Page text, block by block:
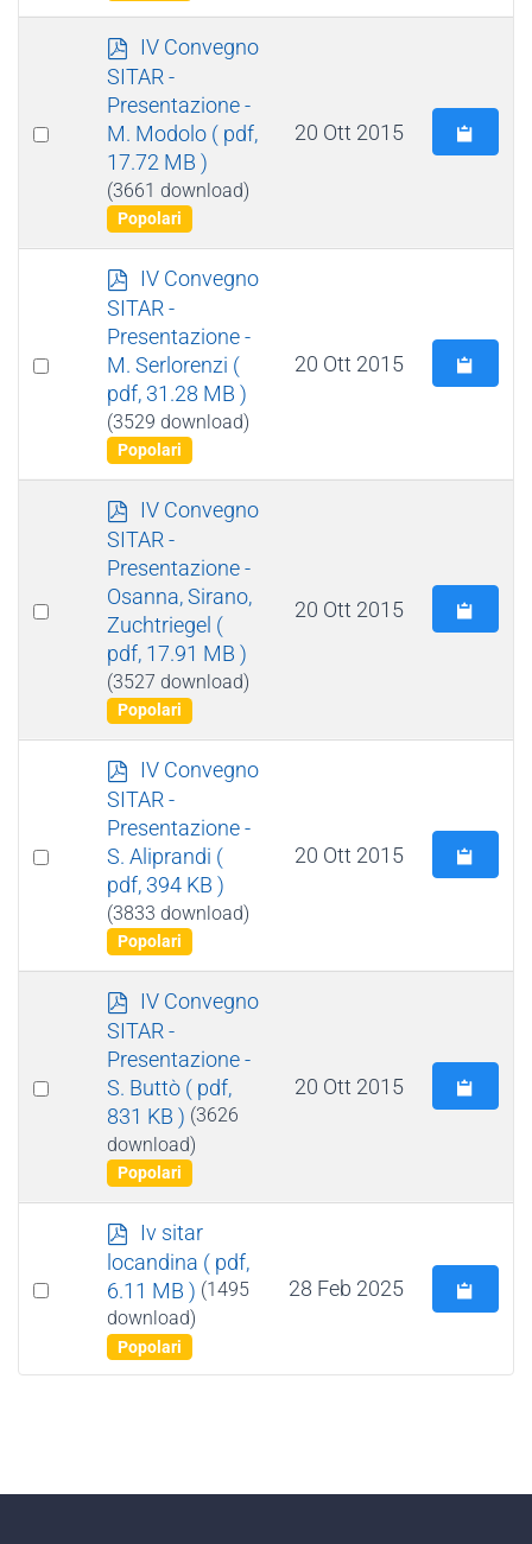
Select
p
d
f
IV Convegno
SITAR -
Presentazione -
M. Modolo ( pdf,
17.72 MB )
(3661 download)
Popolari
20 Ott 2015
Select
p
d
f
IV Convegno
SITAR -
Presentazione -
M. Serlorenzi (
pdf, 31.28 MB )
(3529 download)
Popolari
20 Ott 2015
Select
p
d
f
IV Convegno
SITAR -
Presentazione -
Osanna, Sirano,
Zuchtriegel (
pdf, 17.91 MB )
(3527 download)
Popolari
20 Ott 2015
Select
p
d
f
IV Convegno
SITAR -
Presentazione -
S. Aliprandi (
pdf, 394 KB )
(3833 download)
Popolari
20 Ott 2015
Select
p
d
f
IV Convegno
SITAR -
Presentazione -
S. Buttò ( pdf,
831 KB ) (3626
download)
Popolari
20 Ott 2015
Select
p
d
f
Iv sitar
locandina ( pdf,
6.11 MB ) (1495
download)
Popolari
28 Feb 2025